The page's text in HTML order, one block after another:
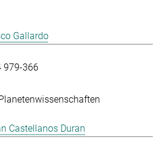
Gallardo
979-366
Castellanos Duran